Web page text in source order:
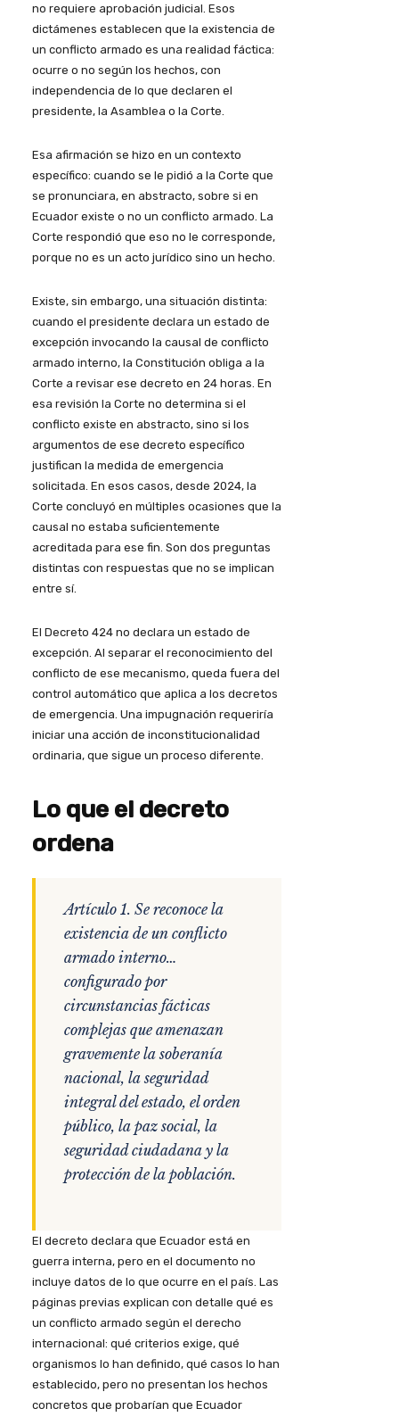
no requiere aprobación judicial. Esos
dictámenes establecen que la existencia de
un conflicto armado es una realidad fáctica:
ocurre o no según los hechos, con
independencia de lo que declaren el
presidente, la Asamblea o la Corte.
Esa afirmación se hizo en un contexto
específico: cuando se le pidió a la Corte que
se pronunciara, en abstracto, sobre si en
Ecuador existe o no un conflicto armado. La
Corte respondió que eso no le corresponde,
porque no es un acto jurídico sino un hecho.
Existe, sin embargo, una situación distinta:
cuando el presidente declara un estado de
excepción invocando la causal de conflicto
armado interno, la Constitución obliga a la
Corte a revisar ese decreto en 24 horas. En
esa revisión la Corte no determina si el
conflicto existe en abstracto, sino si los
argumentos de ese decreto específico
justifican la medida de emergencia
solicitada. En esos casos, desde 2024, la
Corte concluyó en múltiples ocasiones que la
causal no estaba suficientemente
acreditada para ese fin. Son dos preguntas
distintas con respuestas que no se implican
entre sí.
El Decreto 424 no declara un estado de
excepción. Al separar el reconocimiento del
conflicto de ese mecanismo, queda fuera del
control automático que aplica a los decretos
de emergencia. Una impugnación requeriría
iniciar una acción de inconstitucionalidad
ordinaria, que sigue un proceso diferente.
Lo que el decreto
ordena
Artículo 1. Se reconoce la
existencia de un conflicto
armado interno…
configurado por
circunstancias fácticas
complejas que amenazan
gravemente la soberanía
nacional, la seguridad
integral del estado, el orden
público, la paz social, la
seguridad ciudadana y la
protección de la población.
El decreto declara que Ecuador está en
guerra interna, pero en el documento no
incluye datos de lo que ocurre en el país. Las
páginas previas explican con detalle qué es
un conflicto armado según el derecho
internacional: qué criterios exige, qué
organismos lo han definido, qué casos lo han
establecido, pero no presentan los hechos
concretos que probarían que Ecuador